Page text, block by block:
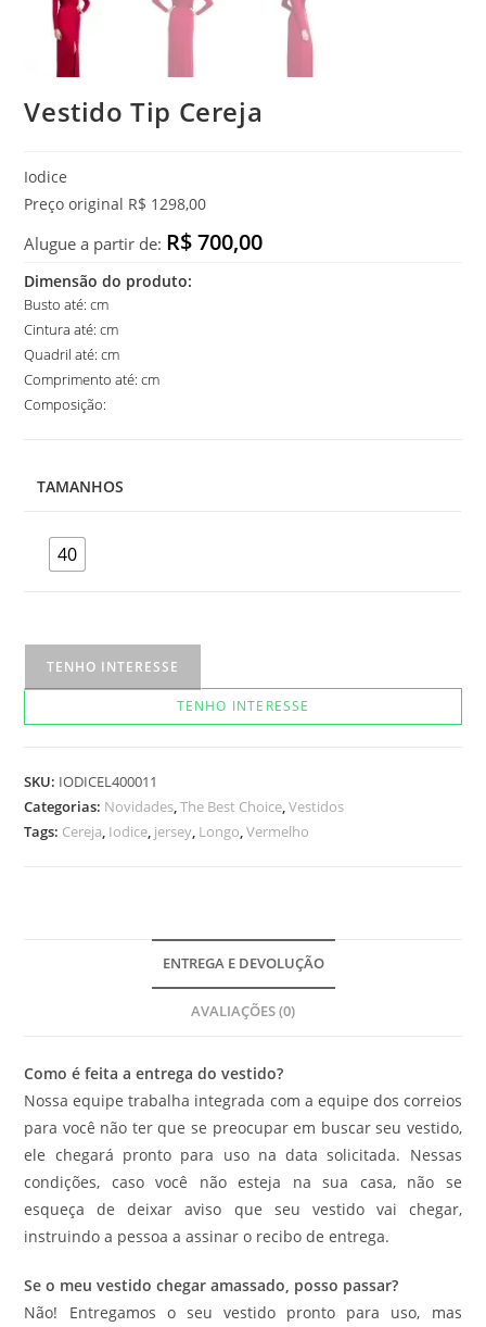
Vestido Tip Cereja
Iodice
Preço original R$ 1298,00
Alugue a partir de: R$ 700,00
Dimensão do produto:
Busto até: cm
Cintura até: cm
Quadril até: cm
Comprimento até: cm
Composição:
TAMANHOS
40
Tip
TENHO INTERESSE
TENHO INTERESSE
SKU: IODICEL400011
Categorias: Novidades,The Best Choice,Vestidos
Tags: Cereja, Iodice, jersey, Longo,Vermelho
ENTREGA E DEVOLUÇÃO
AVALIAÇÕES (0)
Como é feita a entrega do vestido?
Nossa equipe trabalha integrada com a equipe dos correios
para você não ter que se preocupar em buscar seu vestido,
ele chegará pronto para uso na data solicitada. Nessas
condições, caso você não esteja na sua casa, não se
esqueça de deixar aviso que seu vestido vai chegar,
instruindo a pessoa a assinar o recibo de entrega.
Se o meu vestido chegar amassado, posso passar?
Não! Entregamos o seu vestido pronto para uso, mas